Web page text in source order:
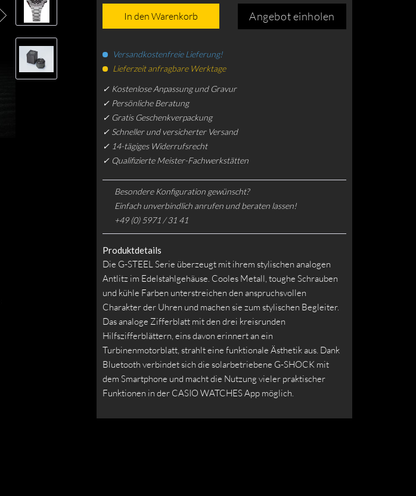
Angebot einholen
In den Warenkorb
Versandkostenfreie Lieferung!
Lieferzeit anfragbare Werktage
✓ Kostenlose Anpassung und Gravur
✓ Persönliche Beratung
✓ Gratis Geschenkverpackung
✓ Schneller und versicherter Versand
✓ 14-tägiges Widerrufsrecht
✓ Qualifizierte Meister-Fachwerkstätten
Besondere Konfiguration gewünscht?
Einfach unverbindlich anrufen und beraten lassen!
+49 (0) 5971 / 31 41
Produktdetails
Die G-STEEL Serie überzeugt mit ihrem stylischen analogen
Antlitz im Edelstahlgehäuse. Cooles Metall, toughe Schrauben
und kühle Farben unterstreichen den anspruchsvollen
Charakter der Uhren und machen sie zum stylischen Begleiter.
Das analoge Zifferblatt mit den drei kreisrunden
Hilfszifferblättern, eins davon erinnert an ein
Turbinenmotorblatt, strahlt eine funktionale Ästhetik aus. Dank
Bluetooth verbindet sich die solarbetriebene G-SHOCK mit
dem Smartphone und macht die Nutzung vieler praktischer
Funktionen in der CASIO WATCHES App möglich.